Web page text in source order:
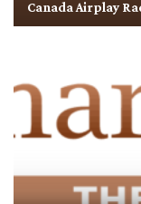
Canada Airplay